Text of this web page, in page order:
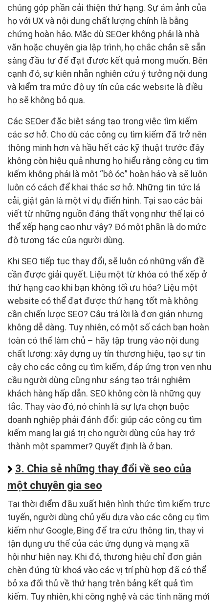
chúng góp phần cải thiện thứ hạng. Sự ám ảnh của
họ với UX và nội dung chất lượng chính là bằng
chứng hoàn hảo. Mặc dù SEOer không phải là nhà
văn hoặc chuyên gia lập trình, họ chắc chắn sẽ sẵn
sàng đầu tư để đạt được kết quả mong muốn. Bên
cạnh đó, sự kiên nhẫn nghiên cứu ý tưởng nội dung
và kiểm tra mức độ uy tín của các website là điều
họ sẽ không bỏ qua.
Các SEOer đặc biệt sáng tạo trong việc tìm kiếm
các sơ hở. Cho dù các công cụ tìm kiếm đã trở nên
thông minh hơn và hầu hết các kỹ thuật trước đây
không còn hiệu quả nhưng họ hiểu rằng công cụ tìm
kiếm không phải là một “bộ óc” hoàn hảo và sẽ luôn
luôn có cách để khai thác sơ hở. Những tin tức lá
cải, giật gân là một ví dụ điển hình. Tại sao các bài
viết từ những nguồn đáng thất vọng như thế lại có
thể xếp hạng cao như vậy? Đó một phần là do mức
độ tương tác của người dùng.
Khi SEO tiếp tục thay đổi, sẽ luôn có những vấn đề
cần được giải quyết. Liệu một từ khóa có thể xếp ở
thứ hạng cao khi bạn không tối ưu hóa? Liệu một
website có thể đạt được thứ hạng tốt mà không
cần chiến lược SEO? Câu trả lời là đơn giản nhưng
không dễ dàng. Tuy nhiên, có một số cách bạn hoàn
toàn có thể làm chủ – hãy tập trung vào nội dung
chất lượng: xây dựng uy tín thương hiệu, tạo sự tin
cậy cho các công cụ tìm kiếm, đáp ứng trọn vẹn nhu
cầu người dùng cũng như sáng tạo trải nghiệm
khách hàng hấp dẫn. SEO không còn là những quy
tắc. Thay vào đó, nó chính là sự lựa chọn buộc
doanh nghiệp phải đánh đổi: giúp các công cụ tìm
kiếm mang lại giá trị cho người dùng của hay trở
thành một spammer? Quyết định là ở bạn.
3. Chia sẻ những thay đổi về seo của
một chuyên gia seo
Tại thời điểm đầu xuất hiện hình thức tìm kiếm trực
tuyến, người dùng chủ yếu dựa vào các công cụ tìm
kiếm như Google, Bing để tra cứu thông tin, thay vì
tận dụng ưu thế của các ứng dụng và mạng xã
hội như hiện nay. Khi đó, thương hiệu chỉ đơn giản
chèn đúng từ khoá vào các vị trí phù hợp đã có thể
bỏ xa đối thủ về thứ hạng trên bảng kết quả tìm
kiếm. Tuy nhiên, khi công nghệ và các tính năng mới